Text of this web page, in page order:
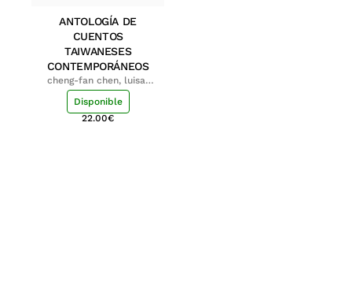
ANTOLOGÍA DE
CUENTOS
TAIWANESES
CONTEMPORÁNEOS
cheng-fan chen, luisa;
shu-ying chang, luisa
Disponible
22.00€